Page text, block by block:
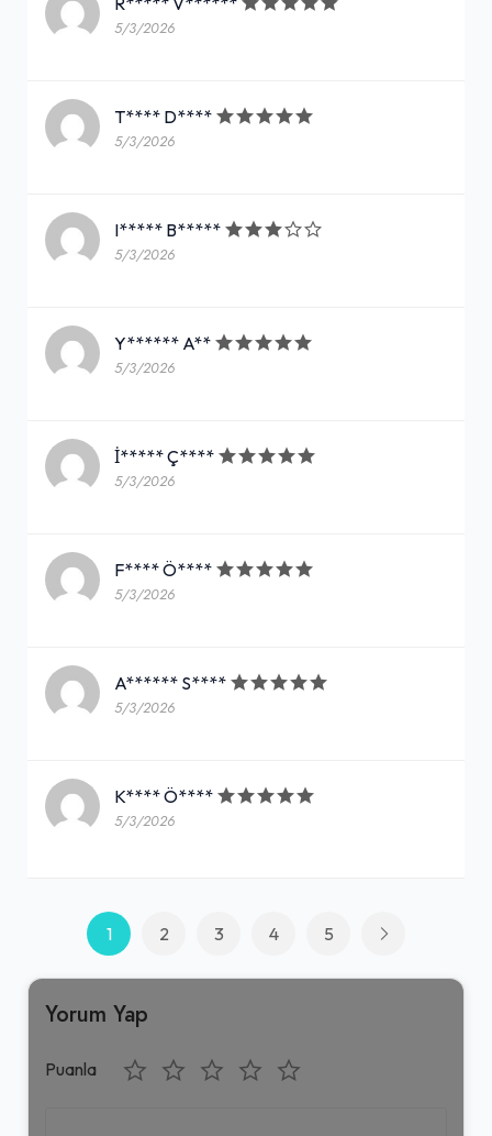
5/3/2026
T**** D****
5/3/2026
I***** B*****
5/3/2026
Y****** A**
5/3/2026
İ***** Ç****
5/3/2026
F**** Ö****
5/3/2026
A****** S****
5/3/2026
K**** Ö****
5/3/2026
1 2 3 4 5
Yorum Yap
Puanla